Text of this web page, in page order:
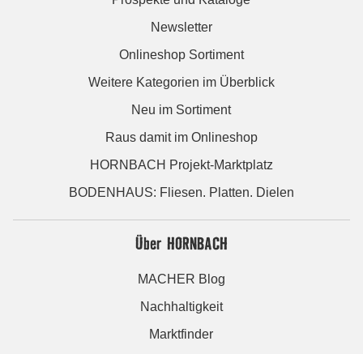
Newsletter
Onlineshop Sortiment
Weitere Kategorien im Überblick
Neu im Sortiment
Raus damit im Onlineshop
HORNBACH Projekt-Marktplatz
BODENHAUS: Fliesen. Platten. Dielen
Über HORNBACH
MACHER Blog
Nachhaltigkeit
Marktfinder